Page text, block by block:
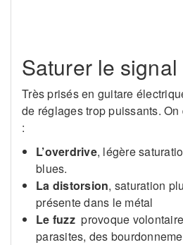
Saturer le
Très prisés en guitare
de réglages trop puissants.
:
L’overdrive, légère
blues.
La distorsion, saturation
présente dans le métal
Le fuzzprovoque
parasites, des